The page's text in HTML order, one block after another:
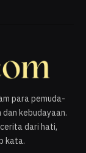
para pemuda-
kebudayaan.
dari hati,
kata.